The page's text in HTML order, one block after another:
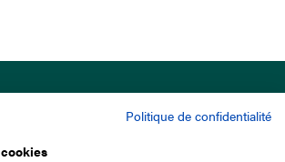
Politique de confidentialité